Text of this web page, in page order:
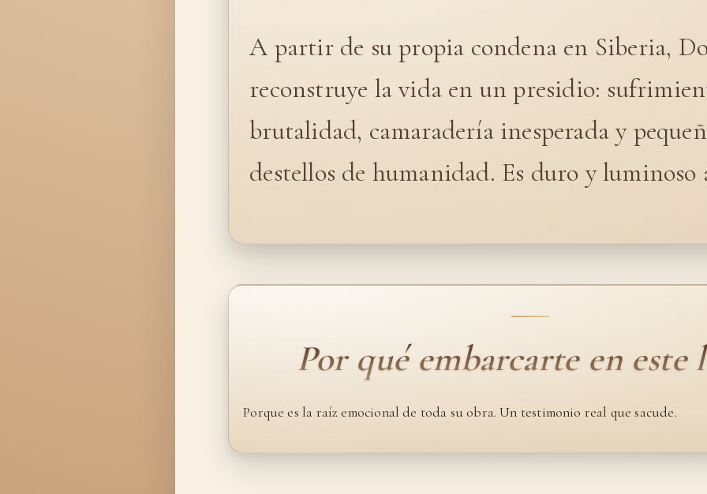
A partir de su propia condena en Siberia,
reconstruye la vida en un presidio:
brutalidad, camaradería inesperada y
destellos de humanidad. Es duro y luminoso
Por qué embarcarte en este
Porque es la raíz emocional de toda su obra. Un testimonio real que sacude.